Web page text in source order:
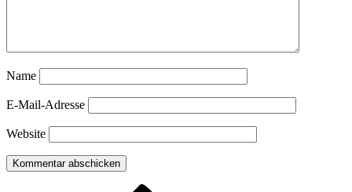
Name
E-Mail-Adresse
Website